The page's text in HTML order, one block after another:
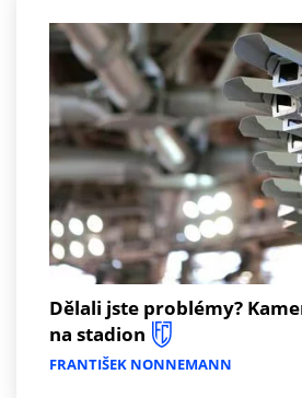
Dělali jste problémy?
na stadion
FRANTIŠEK NONNEMANN